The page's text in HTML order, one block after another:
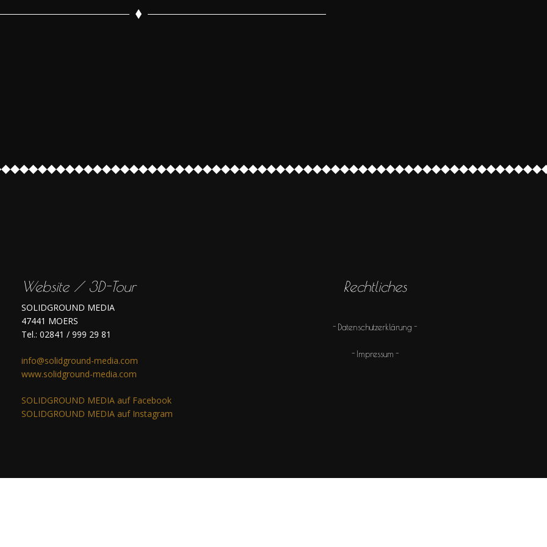
Website / 3D-Tour Rechtliches
SOLIDGROUND MEDIA
47441 MOERS
Tel.: 02841 / 999 29 81
info@solidground-media.com
www.solidground-media.com
SOLIDGROUND MEDIA auf Facebook
SOLIDGROUND MEDIA auf Instagram
Datenschutzerklärung
Impressum